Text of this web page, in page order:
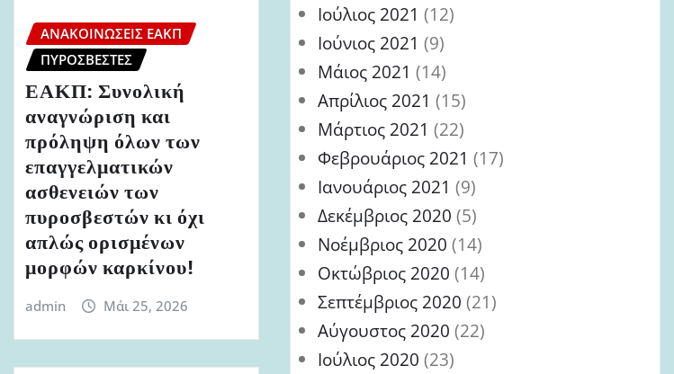
ΑΝΑΚΟΙΝΏΣΕΙΣ ΕΑΚΠ
ΠΥΡΟΣΒΈΣΤΕΣ
ΕΑΚΠ: Συνολική
αναγνώριση και
πρόληψη όλων των
επαγγελματικών
ασθενειών των
πυροσβεστών κι όχι
απλώς ορισμένων
μορφών καρκίνου!
admin Μάι 25, 2026
Ιούλιος 2021 (12)
Ιούνιος 2021 (9)
Μάιος 2021 (14)
Απρίλιος 2021 (15)
Μάρτιος 2021 (22)
Φεβρουάριος 2021 (17)
Ιανουάριος 2021 (9)
Δεκέμβριος 2020 (5)
Νοέμβριος 2020 (14)
Οκτώβριος 2020 (14)
Σεπτέμβριος 2020 (21)
Αύγουστος 2020 (22)
Ιούλιος 2020 (23)